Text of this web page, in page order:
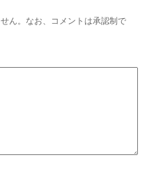
ん。なお、コメントは承認制で